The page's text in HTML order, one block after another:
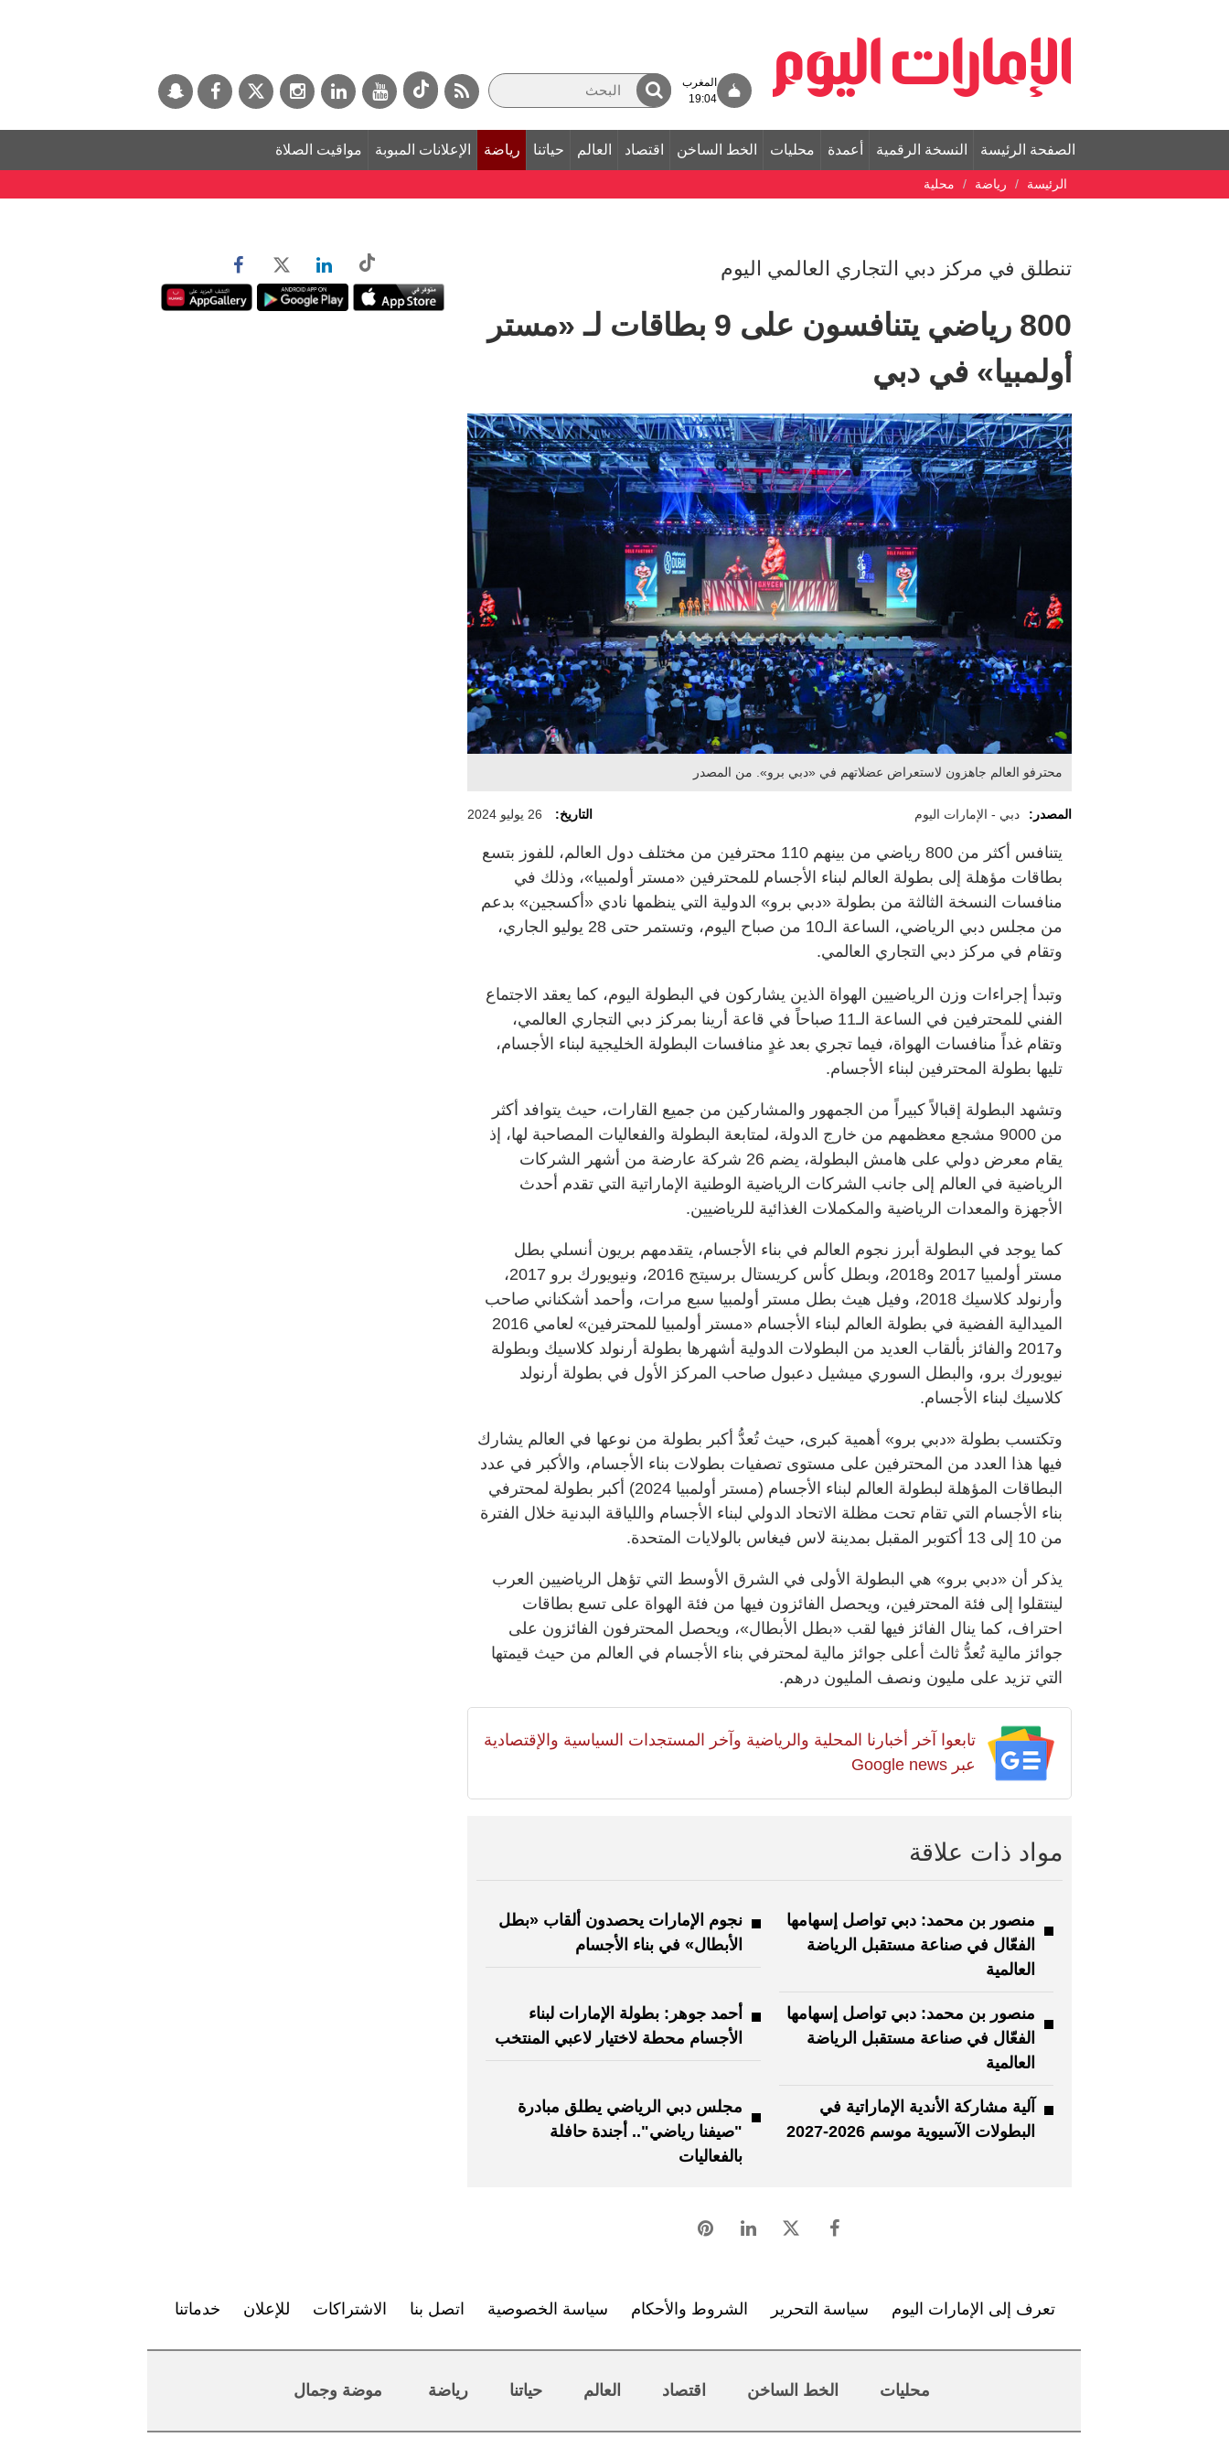
المغرب
19:04
الصفحة الرئيسة النسخة الرقمية أعمدة محليات الخط الساخن اقتصاد العالم حياتنا رياضة الإعلانات المبوبة مواقيت الصلاة
الرئيسة رياضة محلية
تنطلق في مركز دبي التجاري العالمي اليوم
800 رياضي يتنافسون على 9 بطاقات لـ «مستر
أولمبيا» في دبي
محترفو العالم جاهزون لاستعراض عضلاتهم في «دبي برو». من المصدر
المصدر: دبي - الإمارات اليوم التاريخ: 26 يوليو 2024
يتنافس أكثر من 800 رياضي من بينهم 110 محترفين من مختلف دول العالم، للفوز بتسع
بطاقات مؤهلة إلى بطولة العالم لبناء الأجسام للمحترفين «مستر أولمبيا»، وذلك في
منافسات النسخة الثالثة من بطولة «دبي برو» الدولية التي ينظمها نادي «أكسجين» بدعم
من مجلس دبي الرياضي، الساعة الـ10 من صباح اليوم، وتستمر حتى 28 يوليو الجاري،
وتقام في مركز دبي التجاري العالمي.
وتبدأ إجراءات وزن الرياضيين الهواة الذين يشاركون في البطولة اليوم، كما يعقد الاجتماع
الفني للمحترفين في الساعة الـ11 صباحاً في قاعة أرينا بمركز دبي التجاري العالمي،
وتقام غداً منافسات الهواة، فيما تجري بعد غدٍ منافسات البطولة الخليجية لبناء الأجسام،
تليها بطولة المحترفين لبناء الأجسام.
وتشهد البطولة إقبالاً كبيراً من الجمهور والمشاركين من جميع القارات، حيث يتوافد أكثر
من 9000 مشجع معظمهم من خارج الدولة، لمتابعة البطولة والفعاليات المصاحبة لها، إذ
يقام معرض دولي على هامش البطولة، يضم 26 شركة عارضة من أشهر الشركات
الرياضية في العالم إلى جانب الشركات الرياضية الوطنية الإماراتية التي تقدم أحدث
الأجهزة والمعدات الرياضية والمكملات الغذائية للرياضيين.
كما يوجد في البطولة أبرز نجوم العالم في بناء الأجسام، يتقدمهم بريون أنسلي بطل
مستر أولمبيا 2017 و2018، وبطل كأس كريستال برسيتج 2016، ونيويورك برو 2017،
وأرنولد كلاسيك 2018، وفيل هيث بطل مستر أولمبيا سبع مرات، وأحمد أشكناني صاحب
الميدالية الفضية في بطولة العالم لبناء الأجسام «مستر أولمبيا للمحترفين» لعامي 2016
و2017 والفائز بألقاب العديد من البطولات الدولية أشهرها بطولة أرنولد كلاسيك وبطولة
نيويورك برو، والبطل السوري ميشيل دعبول صاحب المركز الأول في بطولة أرنولد
كلاسيك لبناء الأجسام.
وتكتسب بطولة «دبي برو» أهمية كبرى، حيث تُعدُّ أكبر بطولة من نوعها في العالم يشارك
فيها هذا العدد من المحترفين على مستوى تصفيات بطولات بناء الأجسام، والأكبر في عدد
البطاقات المؤهلة لبطولة العالم لبناء الأجسام (مستر أولمبيا 2024) أكبر بطولة لمحترفي
بناء الأجسام التي تقام تحت مظلة الاتحاد الدولي لبناء الأجسام واللياقة البدنية خلال الفترة
من 10 إلى 13 أكتوبر المقبل بمدينة لاس فيغاس بالولايات المتحدة.
يذكر أن «دبي برو» هي البطولة الأولى في الشرق الأوسط التي تؤهل الرياضيين العرب
لينتقلوا إلى فئة المحترفين، ويحصل الفائزون فيها من فئة الهواة على تسع بطاقات
احتراف، كما ينال الفائز فيها لقب «بطل الأبطال»، ويحصل المحترفون الفائزون على
جوائز مالية تُعدُّ ثالث أعلى جوائز مالية لمحترفي بناء الأجسام في العالم من حيث قيمتها
التي تزيد على مليون ونصف المليون درهم.
تابعوا آخر أخبارنا المحلية والرياضية وآخر المستجدات السياسية والإقتصادية
عبر Google news
مواد ذات علاقة
منصور بن محمد: دبي تواصل إسهامها
الفعّال في صناعة مستقبل الرياضة
العالمية
نجوم الإمارات يحصدون ألقاب «بطل
الأبطال» في بناء الأجسام
منصور بن محمد: دبي تواصل إسهامها
الفعّال في صناعة مستقبل الرياضة
العالمية
أحمد جوهر: بطولة الإمارات لبناء
الأجسام محطة لاختيار لاعبي المنتخب
آلية مشاركة الأندية الإماراتية في
البطولات الآسيوية موسم 2026-2027
مجلس دبي الرياضي يطلق مبادرة
"صيفنا رياضي".. أجندة حافلة
بالفعاليات
تعرف إلى الإمارات اليوم سياسة التحرير الشروط والأحكام سياسة الخصوصية اتصل بنا الاشتراكات للإعلان خدماتنا
محليات الخط الساخن اقتصاد العالم حياتنا رياضة موضة وجمال